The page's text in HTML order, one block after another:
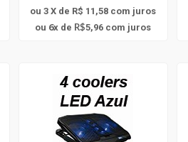
ou 3 X de R$ 11,58 com juros
ou 6x de R$5,96 com juros